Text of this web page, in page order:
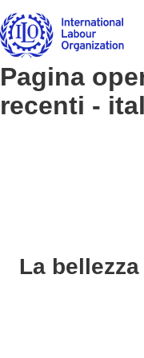
Pagina
recenti -
La